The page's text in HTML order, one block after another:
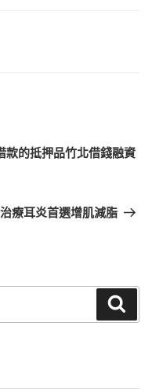
款的抵押品竹北借錢融資
療耳炎首選增肌減脂